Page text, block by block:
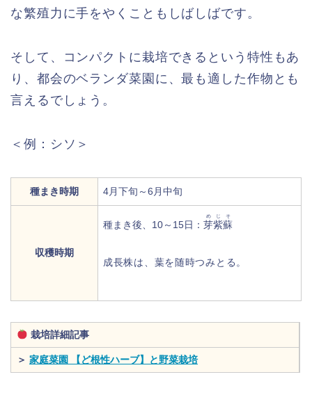
な繁殖力に手をやくこともしばしばです。
そして、コンパクトに栽培できるという特性もあ
り、都会のベランダ菜園に、最も適した作物とも
言えるでしょう。
＜例：シソ＞
種まき時期 4月下旬～6月中旬
収穫時期
種まき後、10～15日： 芽紫蘇
めじそ
成長株は、葉を随時つみとる。
栽培詳細記事
＞ 家庭菜園 【ど根性ハーブ】と野菜栽培